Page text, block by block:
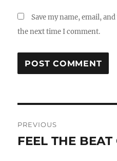
Save my name, email,
the next time I comment.
navigation
PREVIOUS
Previous
FEEL THE BEAT